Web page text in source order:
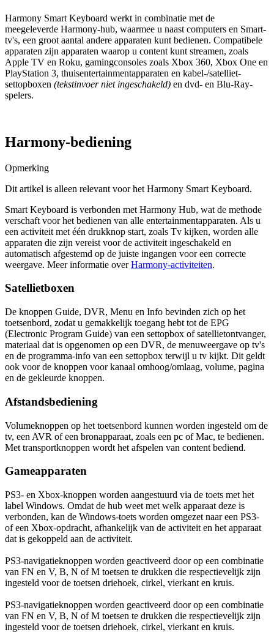
Harmony Smart Keyboard werkt in combinatie met de
meegeleverde Harmony-hub, waarmee u naast computers en Smart-
tv's, een groot aantal andere apparaten kunt bedienen. Compatibele
apparaten zijn apparaten waarop u content kunt streamen, zoals
Apple TV en Roku, gamingconsoles zoals Xbox 360, Xbox One en
PlayStation 3, thuisentertainmentapparaten en kabel-/satelliet-
settopboxen (tekstinvoer niet ingeschakeld) en dvd- en Blu-Ray-
spelers.
Harmony-bediening
Opmerking
Dit artikel is alleen relevant voor het Harmony Smart Keyboard.
Smart Keyboard is verbonden met Harmony Hub, wat de methode
verschaft voor het bedienen van alle entertainmentapparaten. Als u
een activiteit met één drukknop start, zoals Tv kijken, worden alle
apparaten die zijn vereist voor de activiteit ingeschakeld en
automatisch afgestemd op de juiste ingangen voor een correcte
weergave. Meer informatie overHarmony-activiteiten.
Satellietboxen
De knoppen Guide, DVR, Menu en Info bevinden zich op het
toetsenbord, zodat u gemakkelijk toegang hebt tot de EPG
(Electronic Program Guide) van een settopbox of satellietontvanger,
materiaal dat is opgenomen op een DVR, de menuweergave op tv's
en de programma-info van een settopbox terwijl u tv kijkt. Dit geldt
ook voor de knoppen voor kanaal omhoog/omlaag, volume, pagina
en de gekleurde knoppen.
Afstandsbediening
Volumeknoppen op het toetsenbord kunnen worden ingesteld om de
tv, een AVR of een bronapparaat, zoals een pc of Mac, te bedienen.
Met transportknoppen wordt het afspelen van content bediend.
Gameapparaten
PS3- en Xbox-knoppen worden aangestuurd via de toets met het
label Windows. Omdat de hub weet met welk apparaat deze is
verbonden, kan de Windows-toets worden omgezet naar een PS3-
of een Xbox-opdracht, afhankelijk van de activiteit en het apparaat
dat is gekoppeld aan de activiteit.
PS3-navigatieknoppen worden geactiveerd door op een combinatie
van FN en V, B, N of M toetsen te drukken die respectievelijk zijn
ingesteld voor de toetsen driehoek, cirkel, vierkant en kruis.
PS3-navigatieknoppen worden geactiveerd door op een combinatie
van FN en V, B, N of M toetsen te drukken die respectievelijk zijn
ingesteld voor de toetsen driehoek, cirkel, vierkant en kruis.